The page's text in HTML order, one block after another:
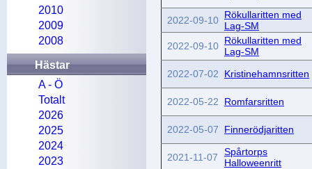
2022-09-10 Rökullaritten med
Lag-SM
2022-09-10 Rökullaritten med
Lag-SM
2022-07-02
Kristinehamnsritten
2022-05-22 Romfarsritten
2022-05-07 Finnerödjaritten
2021-11-07
Spårtorps
Halloweenritt
2010
2009
2008
Hästar
A - Ö
Totalt
2026
2025
2024
2023